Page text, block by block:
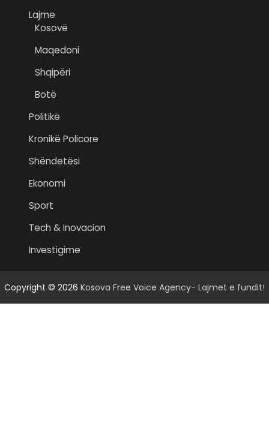
Lajme
Kosovë
Maqedoni
Shqipëri
Botë
Politikë
Kronikë Policore
Shëndetësi
Ekonomi
Sport
Tech & Inovacion
Investigime